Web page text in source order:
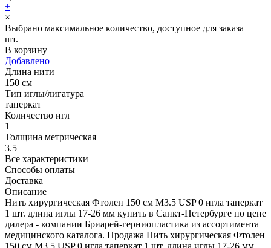
+
×
Выбрано максимальное количество, доступное для заказа
шт.
В корзину
Добавлено
Длина нити
150 см
Тип иглы/лигатура
таперкат
Количество игл
1
Толщина метрическая
3.5
Все характеристики
Способы оплаты
Доставка
Описание
Нить хирургическая Фтолен 150 см М3.5 USP 0 игла таперкат
1 шт. длина иглы 17-26 мм купить в Санкт-Петербурге по цене
дилера - компании Бриарей-герниопластика из ассортимента
медицинского каталога. Продажа Нить хирургическая Фтолен
150 см М3.5 USP 0 игла таперкат 1 шт. длина иглы 17-26 мм